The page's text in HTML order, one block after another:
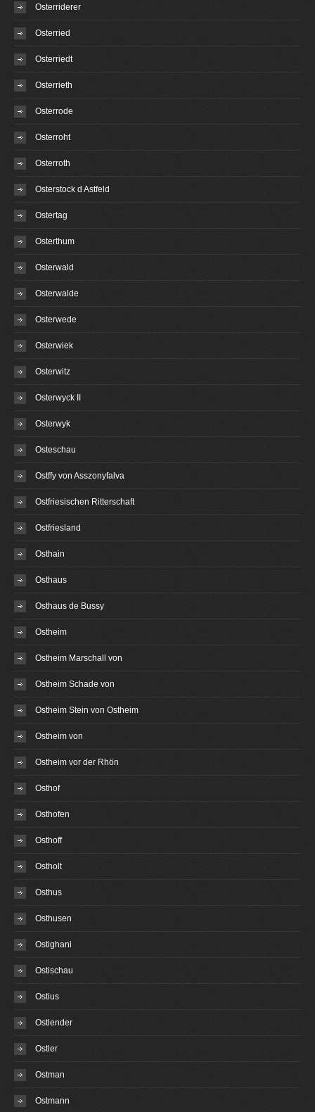
Osterriderer
Osterried
Osterriedt
Osterrieth
Osterrode
Osterroht
Osterroth
Osterstock d Astfeld
Ostertag
Osterthum
Osterwald
Osterwalde
Osterwede
Osterwiek
Osterwitz
Osterwyck II
Osterwyk
Osteschau
Ostffy von Asszonyfalva
Ostfriesischen Ritterschaft
Ostfriesland
Osthain
Osthaus
Osthaus de Bussy
Ostheim
Ostheim Marschall von
Ostheim Schade von
Ostheim Stein von Ostheim
Ostheim von
Ostheim vor der Rhön
Osthof
Osthofen
Osthoff
Ostholt
Osthus
Osthusen
Ostighani
Ostischau
Ostius
Ostlender
Ostler
Ostman
Ostmann